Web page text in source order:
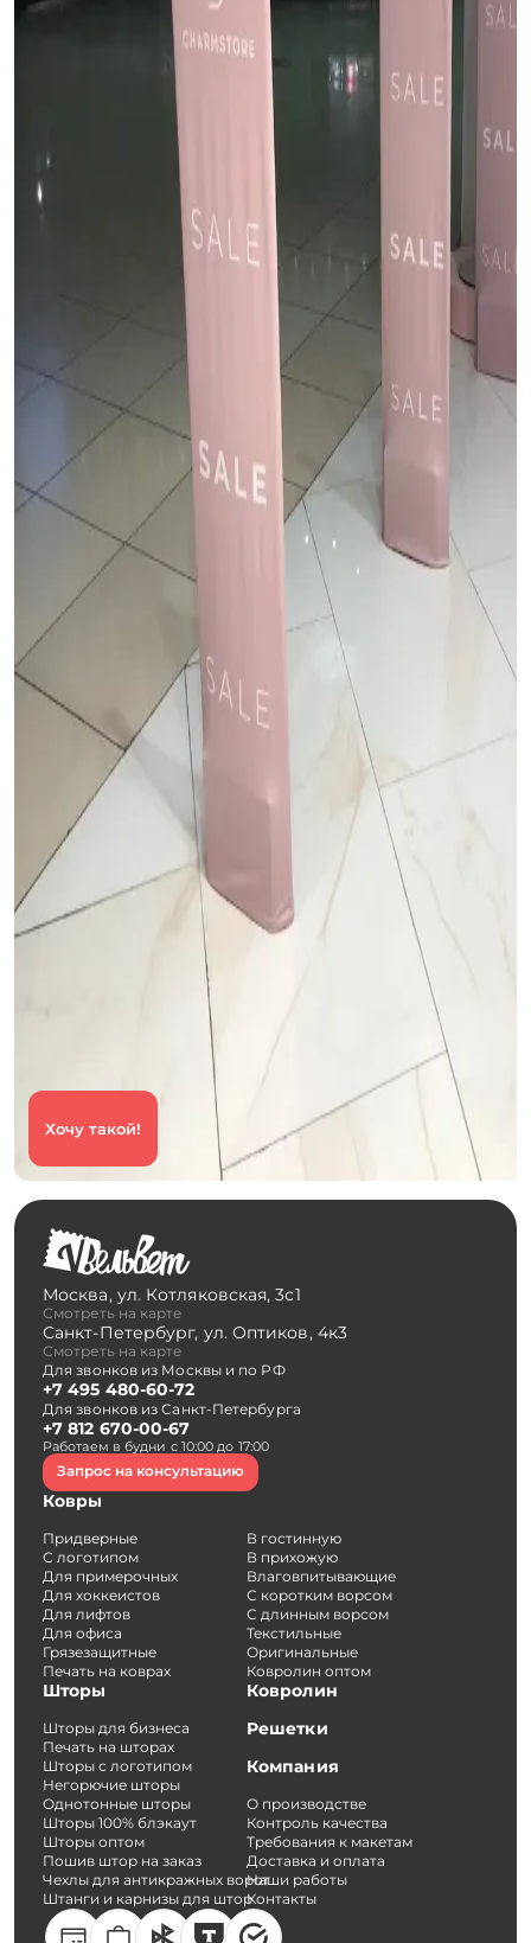
Хочу такой!
Москва, ул. Котляковская, 3с1
Смотреть на карте
Санкт-Петербург, ул. Оптиков, 4к3
Смотреть на карте
Для звонков из Москвы и по РФ
+7 495 480-60-72
Для звонков из Санкт-Петербурга
+7 812 670-00-67
Работаем в будни с 10:00 до 17:00
Запрос на консультацию
Ковры
Придверные
С логотипом
Для примерочных
Для хоккеистов
Для лифтов
Для офиса
Грязезащитные
Печать на коврах
В гостинную
В прихожую
Влаговпитывающие
С коротким ворсом
С длинным ворсом
Текстильные
Оригинальные
Ковролин оптом
Шторы
Шторы для бизнеса
Печать на шторах
Шторы с логотипом
Негорючие шторы
Однотонные шторы
Шторы 100% блэкаут
Шторы оптом
Пошив штор на заказ
Чехлы для антикражных ворот
Штанги и карнизы для штор
Ковролин
Решетки
Компания
О производстве
Контроль качества
Требования к макетам
Доставка и оплата
Наши работы
Контакты